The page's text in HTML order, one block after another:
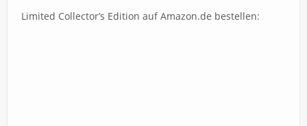
Limited Collector’s Edition auf Amazon.de bestellen: